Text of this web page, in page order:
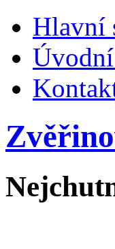
Hlavní